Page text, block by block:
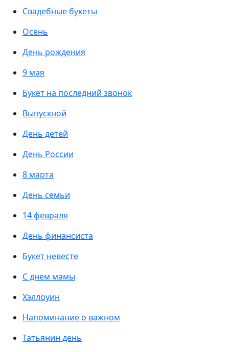
Свадебные букеты
Осень
День рождения
9 мая
Букет на последний звонок
Выпускной
День детей
День России
8 марта
День семьи
14 февраля
День финансиста
Букет невесте
С днем мамы
Хэллоуин
Напоминание о важном
Татьянин день